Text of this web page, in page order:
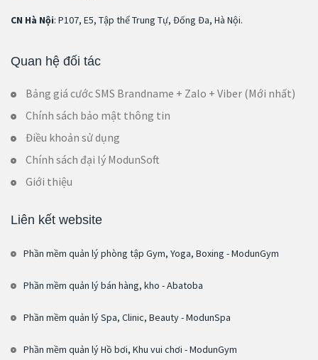
CN Hà Nội: P107, E5, Tập thể Trung Tự, Đống Đa, Hà Nội.
Quan hệ đối tác
Bảng giá cước SMS Brandname + Zalo + Viber (Mới nhất)
Chính sách bảo mật thông tin
Điều khoản sử dụng
Chính sách đại lý ModunSoft
Giới thiệu
Liên kết website
Phần mềm quản lý phòng tập Gym, Yoga, Boxing - ModunGym
Phần mềm quản lý bán hàng, kho - Abatoba
Phần mềm quản lý Spa, Clinic, Beauty - ModunSpa
Phần mềm quản lý Hồ bơi, Khu vui chơi - ModunGym